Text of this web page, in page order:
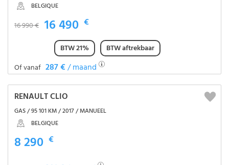
BELGIQUE
16 990 € 16 490 €
BTW 21%
BTW aftrekbaar
Of vanaf 287 €/ maand
RENAULT CLIO
GAS / 95 101 KM / 2017 / MANUEEL
BELGIQUE
8 290 €